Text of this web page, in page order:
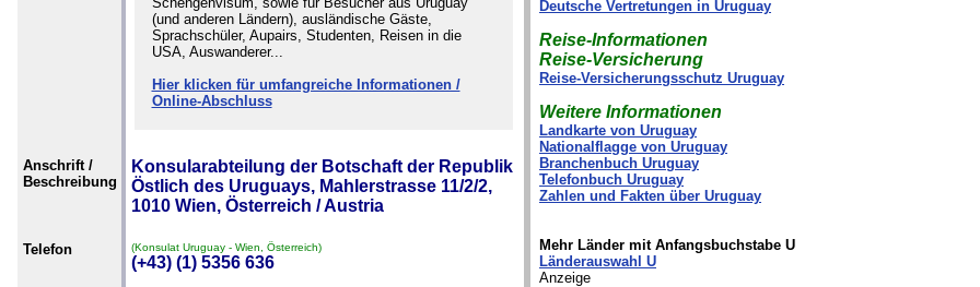
(und anderen Ländern), ausländische Gäste,
Sprachschüler, Aupairs, Studenten, Reisen in die
USA, Auswanderer...
Hier klicken für umfangreiche Informationen /
Online-Abschluss
Anschrift /
Beschreibung
Konsularabteilung der Botschaft der Republik
Östlich des Uruguays, Mahlerstrasse 11/2/2,
1010 Wien, Österreich / Austria
Telefon (Konsulat Uruguay - Wien, Österreich)
(+43) (1) 5356 636
Deutsche Vertretungen in Uruguay
Reise-Informationen
Reise-Versicherung
Reise-Versicherungsschutz Uruguay
Weitere Informationen
Landkarte von Uruguay
Nationalflagge von Uruguay
Branchenbuch Uruguay
Telefonbuch Uruguay
Zahlen und Fakten über Uruguay
Mehr Länder mit Anfangsbuchstabe U
Länderauswahl U
Anzeige